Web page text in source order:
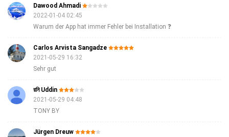
Dawood Ahmadi
2022-01-04 02:45
Warum der App hat immer Fehler bei Installation ❓
Carlos Arvista Sangadze
2021-05-29 16:32
Sehr gut
রনি Uddin
2021-05-29 04:48
TONY BY
Jürgen Dreuw